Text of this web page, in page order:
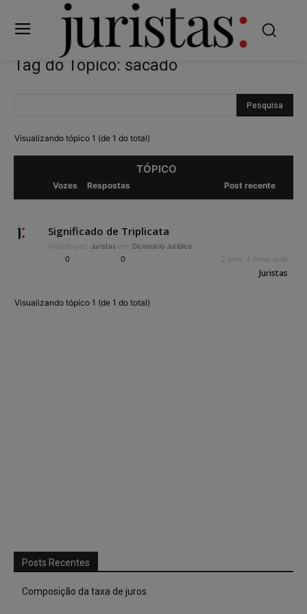
Tag do Tópico: sacado
Visualizando tópico 1 (de 1 do total)
TÓPICO
Vozes Respostas Post recente
Significado de Triplicata
Iniciado por: Juristas em: Dicionário Jurídico
0 0 2 anos, 4 meses atrás
Juristas
Visualizando tópico 1 (de 1 do total)
Posts Recentes
Composição da taxa de juros